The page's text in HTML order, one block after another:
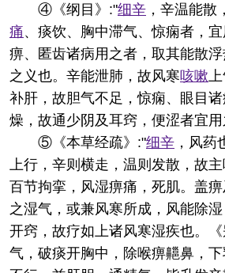
④《纲目》:"细辛 ，辛温能散
痛、痰饮、胸中滞气、惊痫者，宜
痹、匿齿诸病用之者，取其能散
之义也。辛能泄肺，故风寒咳嗽
补肝，故胆气不足，惊痫、眼目
燥，故通少阴及耳窍，便涩者宜
⑤《本草经疏》:"细辛 ，风药
上行，辛则横走，温则发散，故主
百节拘挛，风湿痹痛，死肌。盖
之湿气，或兼风寒所成，风能除
开窍，故疗如上诸风寒湿疾也。
气，破痰开胸中，除喉痹齆鼻，